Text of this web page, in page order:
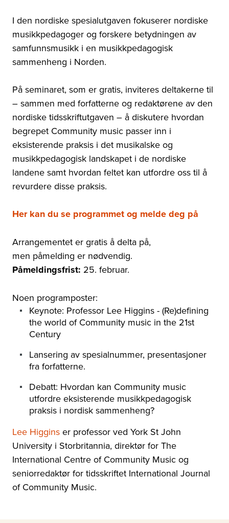
I den nordiske spesialutgaven fokuserer nordiske
musikkpedagoger og forskere betydningen av
samfunnsmusikk i en musikkpedagogisk
sammenheng i Norden.
På seminaret, som er gratis, inviteres deltakerne til
– sammen med forfatterne og redaktørene av den
nordiske tidsskriftutgaven – å diskutere hvordan
begrepet Community music passer inn i
eksisterende praksis i det musikalske og
musikkpedagogisk landskapet i de nordiske
landene samt hvordan feltet kan utfordre oss til å
revurdere disse praksis.
Her kan du se programmet og melde deg på
Arrangementet er gratis å delta på,
men påmelding er nødvendig.
Påmeldingsfrist: 25. februar.
Noen programposter:
Keynote: Professor Lee Higgins - (Re)defining
the world of Community music in the 21st
Century
Lansering av spesialnummer, presentasjoner
fra forfatterne.
Debatt: Hvordan kan Community music
utfordre eksisterende musikkpedagogisk
praksis i nordisk sammenheng?
Lee Higgins er professor ved York St John
University i Storbritannia, direktør for The
International Centre of Community Music og
seniorredaktør for tidsskriftet International Journal
of Community Music.